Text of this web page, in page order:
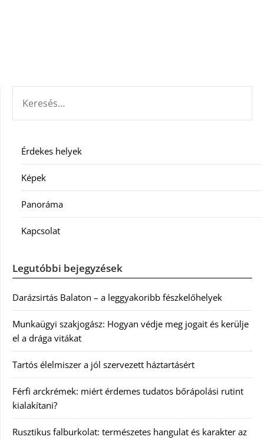
Érdekes helyek
Képek
Panoráma
Kapcsolat
Legutóbbi bejegyzések
Darázsirtás Balaton – a leggyakoribb fészkelőhelyek
Munkaügyi szakjogász: Hogyan védje meg jogait és kerülje
el a drága vitákat
Tartós élelmiszer a jól szervezett háztartásért
Férfi arckrémek: miért érdemes tudatos bőrápolási rutint
kialakítani?
Rusztikus falburkolat: természetes hangulat és karakter az